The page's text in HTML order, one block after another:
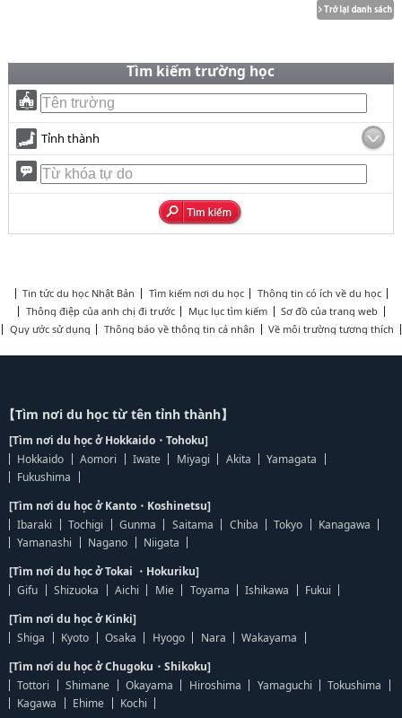
Tìm kiếm trường học
Tỉnh thành
Tin tức du học Nhật Bản Tìm kiếm nơi du học
Thông tin có ích về du học
Thông điệp của anh chị đi trước
Mục lục tìm kiếm
Sơ đồ của trang web
Quy ước sử dụng
Thông báo về thông tin cá nhân Về môi trường tương thích
【Tìm nơi du học từ tên tỉnh thành】
[Tìm nơi du học ở Hokkaido・Tohoku]
Hokkaido
Aomori Iwate Miyagi Akita
Yamagata
Fukushima
[Tìm nơi du học ở Kanto・Koshinetsu]
Ibaraki
Tochigi Gunma Saitama Chiba Tokyo
Kanagawa
Yamanashi
Nagano
Niigata
[Tìm nơi du học ở Tokai ・Hokuriku]
Gifu
Shizuoka Aichi Mie Toyama Ishikawa
Fukui
[Tìm nơi du học ở Kinki]
Shiga
Kyoto Osaka Hyogo Nara
Wakayama
[Tìm nơi du học ở Chugoku・Shikoku]
Tottori
Shimane Okayama Hiroshima Yamaguchi
Tokushima
Kagawa
Ehime
Kochi